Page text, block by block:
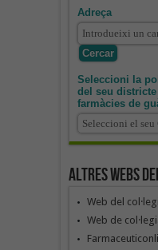
Adreça
Seleccioni la
del seu
farmàcies de
Altres webs del
Web del col·legi
Web de